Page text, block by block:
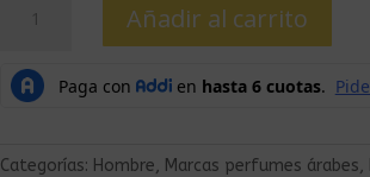
Añadir al carrito
Categorías: Hombre, Marcas perfumes árabes,